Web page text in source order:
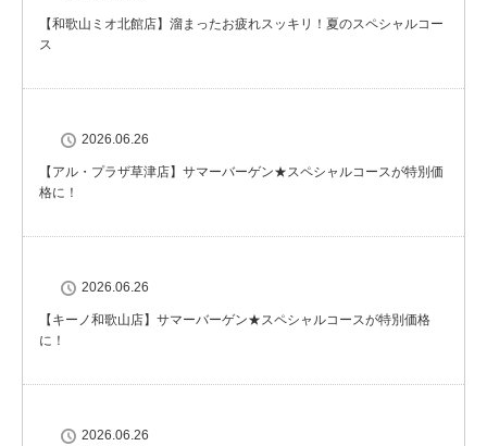
【和歌山ミオ北館店】溜まったお疲れスッキリ！夏のスペシャルコー
ス
2026.06.26
【アル・プラザ草津店】サマーバーゲン★スペシャルコースが特別価
格に！
2026.06.26
【キーノ和歌山店】サマーバーゲン★スペシャルコースが特別価格
に！
2026.06.26